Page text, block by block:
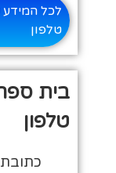
לכל המידע
טלפון
בית
טלפון